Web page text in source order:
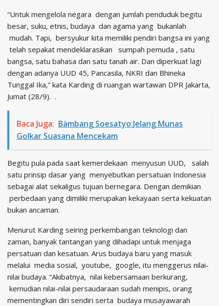
“Untuk mengelola negara dengan jumlah penduduk begitu
besar, suku, etnis, budaya dan agama yang bukanlah
mudah. Tapi, bersyukur kita memiliki pendiri bangsa ini yang
telah sepakat mendeklarasikan sumpah pemuda , satu
bangsa, satu bahasa dan satu tanah air. Dan diperkuat lagi
dengan adanya UUD 45, Pancasila, NKRI dan Bhineka
Tunggal Ika,” kata Karding di ruangan wartawan DPR Jakarta,
Jumat (28/9). .
Baca Juga: Bàmbang Soesatyo:Jelang Munas
Golkar Suasana Mencekam
Begitu pula pada saat kemerdekaan menyusun UUD, salah
satu prinsip dasar yang menyebutkan persatuan Indonesia
sebagai alat sekaligus tujuan bernegara. Dengan demikian
perbedaan yang dimiliki merupakan kekayaan serta kekuatan
bukan ancaman.
Menurut Karding seiring perkembangan teknologi dan
zaman, banyak tantangan yang dihadapi untuk menjaga
persatuan dan kesatuan. Arus budaya baru yang masuk
melalui media sosial, youtube, google, itu menggerus nilai-
nilai budaya. “Akibatnya, nilai kebersamaan berkurang,
kemudian nilai-nilai persaudaraan sudah menipis, orang
mementingkan diri sendiri serta budaya musayawarah